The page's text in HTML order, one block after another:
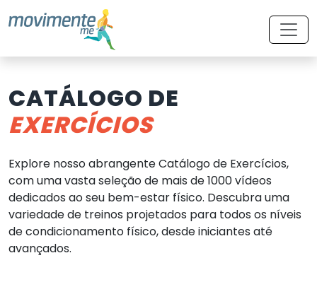
CATÁLOGO DE
EXERCÍCIOS
Explore nosso abrangente Catálogo de Exercícios,
com uma vasta seleção de mais de 1000 vídeos
dedicados ao seu bem-estar físico. Descubra uma
variedade de treinos projetados para todos os níveis
de condicionamento físico, desde iniciantes até
avançados.